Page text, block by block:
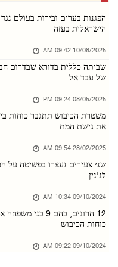
הארגון לשיתוף פעולה
כוחות הכיבוש ממשיכים
06/אוגוסט/2026 08:47 PM
פתוח: המתקפה על מחנה
כוחות הכיבוש פלשו
06/אוגוסט/2026 08:36 PM
מתנחלים גידרו אדמות
06/אוגוסט/2026 08:28 PM
כוחות הכיבוש עצרו חמישה
הפגנות בערים ובירות בעולם
הישראלית בעזה
10/08/2025 09:42 AM
שביתה כללית בדורא שבדרום
של עבד אל
08/05/2025 09:24 PM
משטרת הכיבוש תתגבר כוחות
את גישת המת
28/02/2025 09:54 AM
שני צעירים נעצרו בפשיטה על
לג'נין
09/10/2024 10:34 AM
12 הרוגים, בהם 9
כוחות הכיבוש
09/10/2024 09:22 AM